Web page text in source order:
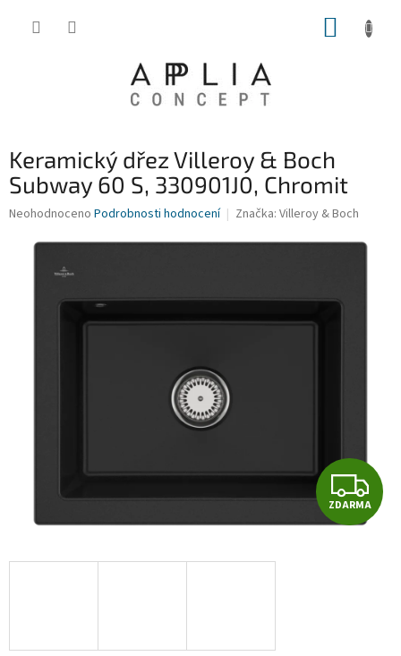
Keramický dřez Villeroy & Boch
Subway 60 S, 330901J0, Chromit
Průměrné
produktu
Neohodnoceno Podrobnosti hodnocení Značka: Villeroy & Boch
Z
D
ZDARMA